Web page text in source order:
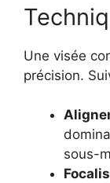
Une visée
précision.
sous-